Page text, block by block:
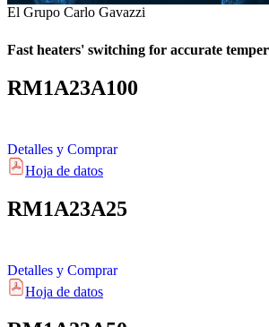
El Grupo Carlo Gavazzi
Fast heaters' switching for accurate
RM1A23A100
Detalles y Comprar
Hoja de datos
RM1A23A25
Detalles y Comprar
Hoja de datos